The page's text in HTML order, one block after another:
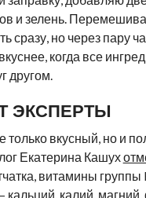
и зелень.
сразу, но через пару
когда все
другом.
ЭКСПЕРТЫ
только вкусный, но и
Екатерина Кашух
витамины группы
калий,